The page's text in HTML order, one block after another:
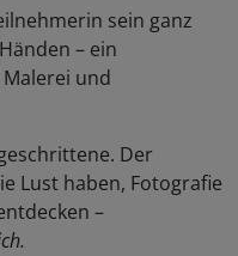
sein ganz
– ein
und
Der
Lust haben, Fotografie
–